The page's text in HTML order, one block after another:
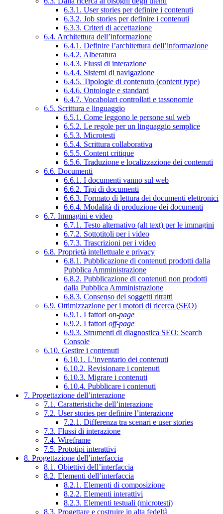
6.3.1. User stories per definire i contenuti
6.3.2. Job stories per definire i contenuti
6.3.3. Criteri di accettazione
6.4. Architettura dell’informazione
6.4.1. Definire l’architettura dell’informazione
6.4.2. Alberatura
6.4.3. Flussi di interazione
6.4.4. Sistemi di navigazione
6.4.5. Tipologie di contenuto (content type)
6.4.6. Ontologie e standard
6.4.7. Vocabolari controllati e tassonomie
6.5. Scrittura e linguaggio
6.5.1. Come leggono le persone sul web
6.5.2. Le regole per un linguaggio semplice
6.5.3. Microtesti
6.5.4. Scrittura collaborativa
6.5.5. Content critique
6.5.6. Traduzione e localizzazione dei contenuti
6.6. Documenti
6.6.1. I documenti vanno sul web
6.6.2. Tipi di documenti
6.6.3. Formato di lettura dei documenti elettronici
6.6.4. Modalità di produzione dei documenti
6.7. Immagini e video
6.7.1. Testo alternativo (alt text) per le immagini
6.7.2. Sottotitoli per i video
6.7.3. Trascrizioni per i video
6.8. Proprietà intellettuale e privacy
6.8.1. Pubblicazione di contenuti prodotti dalla
Pubblica Amministrazione
6.8.2. Pubblicazione di contenuti non prodotti
dalla Pubblica Amministrazione
6.8.3. Consenso dei soggetti ritratti
6.9. Ottimizzazione per i motori di ricerca (SEO)
6.9.1. I fattori on-page
6.9.2. I fattori off-page
6.9.3. Strumenti di diagnostica SEO: Search
Console
6.10. Gestire i contenuti
6.10.1. L’inventario dei contenuti
6.10.2. Revisionare i contenuti
6.10.3. Migrare i contenuti
6.10.4. Pubblicare i contenuti
7. Progettazione dell’interazione
7.1. Caratteristiche dell’interazione
7.2. User stories per definire l’interazione
7.2.1. Differenza tra scenari e user stories
7.3. Flussi di interazione
7.4. Wireframe
7.5. Prototipi interattivi
8. Progettazione dell’interfaccia
8.1. Obiettivi dell’interfaccia
8.2. Elementi dell’interfaccia
8.2.1. Elementi di composizione
8.2.2. Elementi interattivi
8.2.3. Elementi testuali (microtesti)
8.3. Progettare e costruire in alta fedeltà